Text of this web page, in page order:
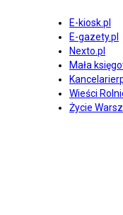
E-kiosk.pl
E-gazety.pl
Nexto.pl
Mała
Wieści
Życie